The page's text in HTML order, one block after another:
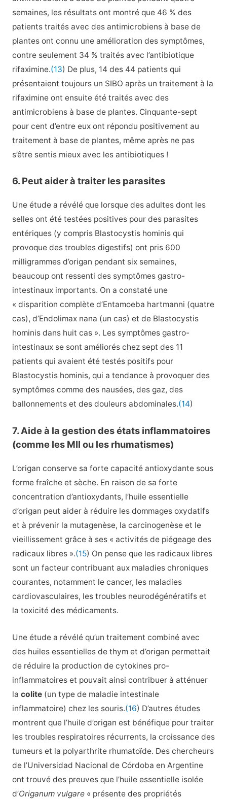
semaines, les résultats ont montré que 46 % des
patients traités avec des antimicrobiens à base de
plantes ont connu une amélioration des symptômes,
contre seulement 34 % traités avec l’antibiotique
rifaximine.(13) De plus, 14 des 44 patients qui
présentaient toujours un SIBO après un traitement à la
rifaximine ont ensuite été traités avec des
antimicrobiens à base de plantes. Cinquante-sept
pour cent d’entre eux ont répondu positivement au
traitement à base de plantes, même après ne pas
s’être sentis mieux avec les antibiotiques !
6. Peut aider à traiter les parasites
Une étude a révélé que lorsque des adultes dont les
selles ont été testées positives pour des parasites
entériques (y compris Blastocystis hominis qui
provoque des troubles digestifs) ont pris 600
milligrammes d’origan pendant six semaines,
beaucoup ont ressenti des symptômes gastro-
intestinaux importants. On a constaté une
« disparition complète d’Entamoeba hartmanni (quatre
cas), d’Endolimax nana (un cas) et de Blastocystis
hominis dans huit cas ». Les symptômes gastro-
intestinaux se sont améliorés chez sept des 11
patients qui avaient été testés positifs pour
Blastocystis hominis, qui a tendance à provoquer des
symptômes comme des nausées, des gaz, des
ballonnements et des douleurs abdominales.(14)
7. Aide à la gestion des états inflammatoires
(comme les MII ou les rhumatismes)
L’origan conserve sa forte capacité antioxydante sous
forme fraîche et sèche. En raison de sa forte
concentration d’antioxydants, l’huile essentielle
d’origan peut aider à réduire les dommages oxydatifs
et à prévenir la mutagenèse, la carcinogenèse et le
vieillissement grâce à ses « activités de piégeage des
radicaux libres ».(15) On pense que les radicaux libres
sont un facteur contribuant aux maladies chroniques
courantes, notamment le cancer, les maladies
cardiovasculaires, les troubles neurodégénératifs et
la toxicité des médicaments.
Une étude a révélé qu’un traitement combiné avec
des huiles essentielles de thym et d’origan permettait
de réduire la production de cytokines pro-
inflammatoires et pouvait ainsi contribuer à atténuer
la colite(un type de maladie intestinale
inflammatoire) chez les souris.(16) D’autres études
montrent que l’huile d’origan est bénéfique pour traiter
les troubles respiratoires récurrents, la croissance des
tumeurs et la polyarthrite rhumatoïde. Des chercheurs
de l’Universidad Nacional de Córdoba en Argentine
ont trouvé des preuves que l’huile essentielle isolée
d’Origanum vulgare« présente des propriétés